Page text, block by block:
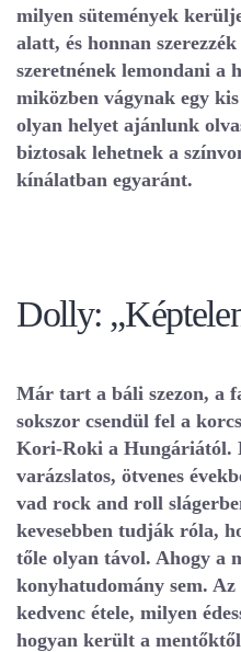
milyen sütemények
alatt, és honnan
szeretnének lemondani a
miközben vágynak egy
olyan helyet ajánlunk
biztosak lehetnek a
kínálatban egyaránt.
Dolly:
Már tart a báli szezon, a
sokszor csendül fel a
Kori-Roki a Hungáriától.
varázslatos, ötvenes
vad rock and roll
kevesebben tudják róla,
tőle olyan távol. Ahogy a
konyhatudomány sem.
kedvenc étele, milyen
hogyan került a